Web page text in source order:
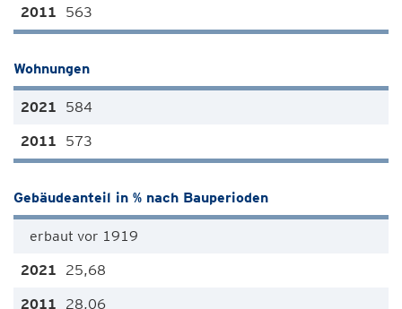
563
Wohnungen
584
573
Gebäudeanteil in % nach Bauperioden
erbaut vor 1919
25,68
28,06